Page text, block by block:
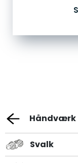
Håndværk
Svalk